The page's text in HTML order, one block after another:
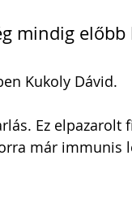
mindig
Kukoly Dávid.
Ez
már immunis